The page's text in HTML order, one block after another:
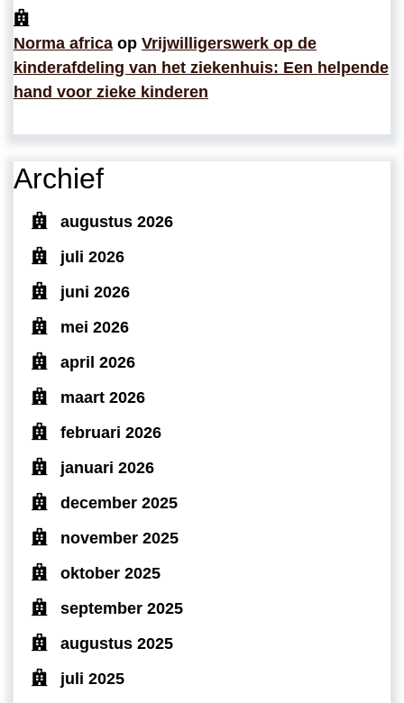
Norma africa op Vrijwilligerswerk op de
kinderafdeling van het ziekenhuis: Een helpende
hand voor zieke kinderen
Archief
augustus 2026
juli 2026
juni 2026
mei 2026
april 2026
maart 2026
februari 2026
januari 2026
december 2025
november 2025
oktober 2025
september 2025
augustus 2025
juli 2025